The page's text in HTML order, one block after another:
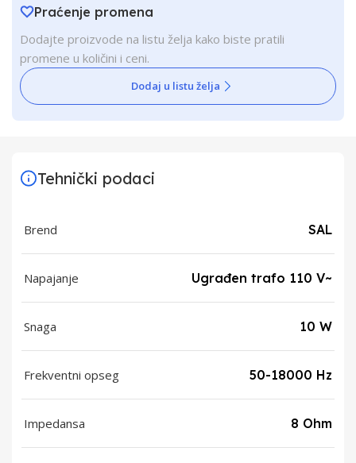
Praćenje promena
Dodajte proizvode na listu želja kako biste pratili
promene u količini i ceni.
Dodaj u listu želja
Tehnički podaci
Brend SAL
Napajanje Ugrađen trafo 110 V~
Snaga 10 W
Frekventni opseg 50-18000 Hz
Impedansa 8 Ohm